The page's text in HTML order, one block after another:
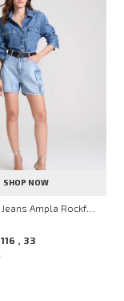
SHOP NOW
Bermuda Jeans Ampla Rockford John John Feminina
116 , 33